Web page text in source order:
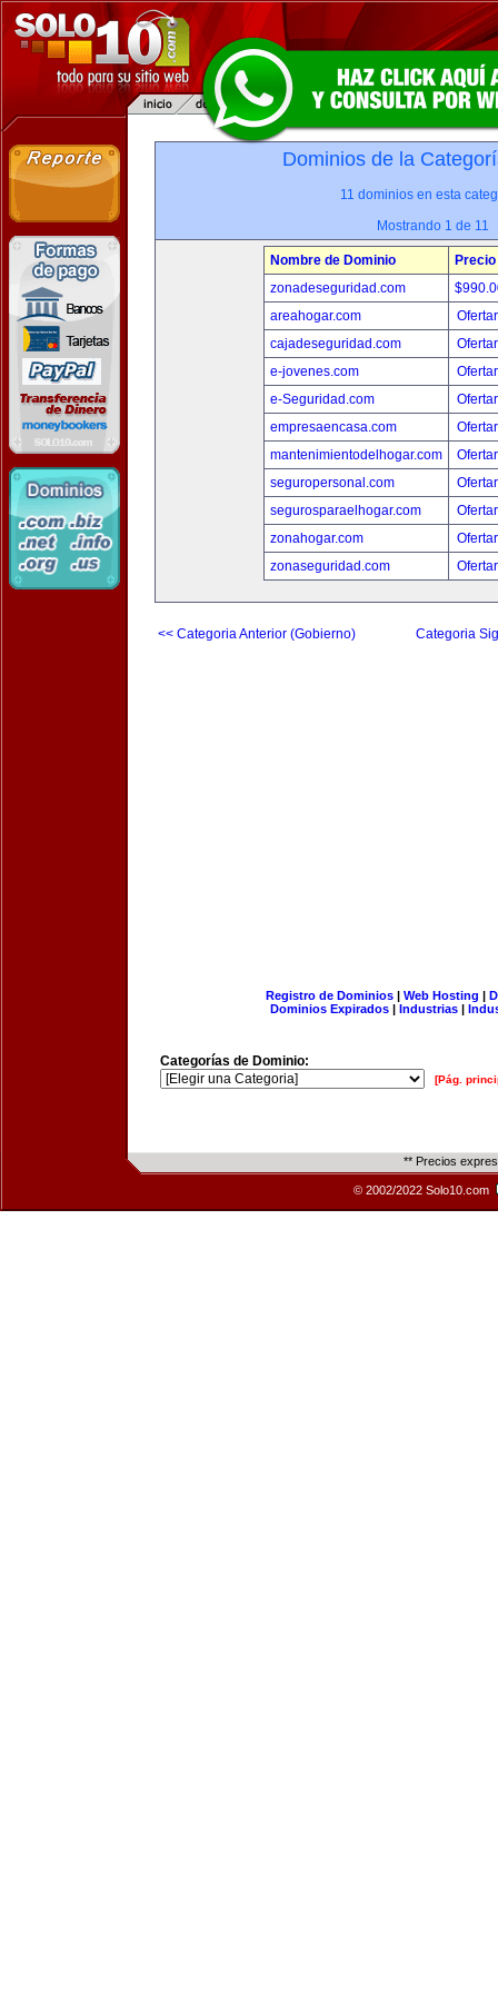
Dominios de la
11 dominios en esta
Mostrando 1 de 11
Nombre de Dominio
Precio
zonadeseguridad.com
areahogar.com
cajadeseguridad.com
e-jovenes.com
e-Seguridad.com
empresaencasa.com
mantenimientodelhogar.com
seguropersonal.com
segurosparaelhogar.com
zonahogar.com
zonaseguridad.com
<< Categoria Anterior (Gobierno) Categoria
Registro de Dominios| Web Hosting |
Dominios Expirados | Industrias |
Categorías de Dominio:
[Pág.
** Precios
© 2002/2022 Solo10.com